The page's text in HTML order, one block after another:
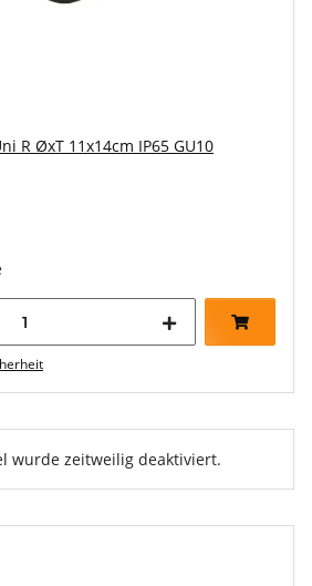
R ØxT 11x14cm IP65 GU10
wurde zeitweilig deaktiviert.